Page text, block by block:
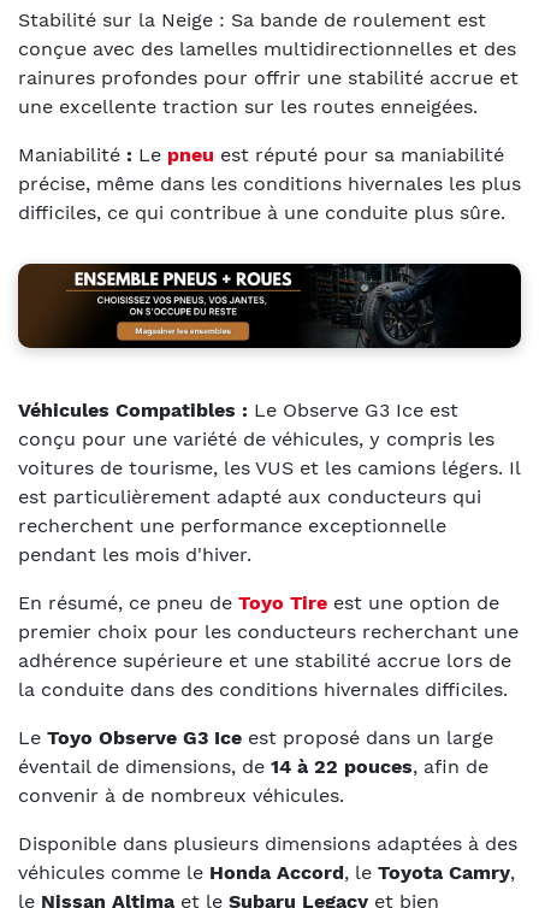
Stabilité sur la Neige : Sa bande de roulement est
conçue avec des lamelles multidirectionnelles et des
rainures profondes pour offrir une stabilité accrue et
une excellente traction sur les routes enneigées.
Maniabilité : Le pneu est réputé pour sa maniabilité
précise, même dans les conditions hivernales les plus
difficiles, ce qui contribue à une conduite plus sûre.
Véhicules Compatibles : Le Observe G3 Ice est
conçu pour une variété de véhicules, y compris les
voitures de tourisme, les VUS et les camions légers. Il
est particulièrement adapté aux conducteurs qui
recherchent une performance exceptionnelle
pendant les mois d'hiver.
En résumé, ce pneu de Toyo Tire est une option de
premier choix pour les conducteurs recherchant une
adhérence supérieure et une stabilité accrue lors de
la conduite dans des conditions hivernales difficiles.
Le Toyo Observe G3 Ice est proposé dans un large
éventail de dimensions, de 14 à 22 pouces, afin de
convenir à de nombreux véhicules.
Disponible dans plusieurs dimensions adaptées à des
véhicules comme le Honda Accord, le Toyota Camry,
le Nissan Altimaet le Subaru Legacy et bien